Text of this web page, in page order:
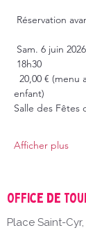
Réservation
Sam. 6 juin 2026
18h30
20,00 € (menu
enfant)
Salle des Fêtes
Afficher plus
Office de
Place Saint-